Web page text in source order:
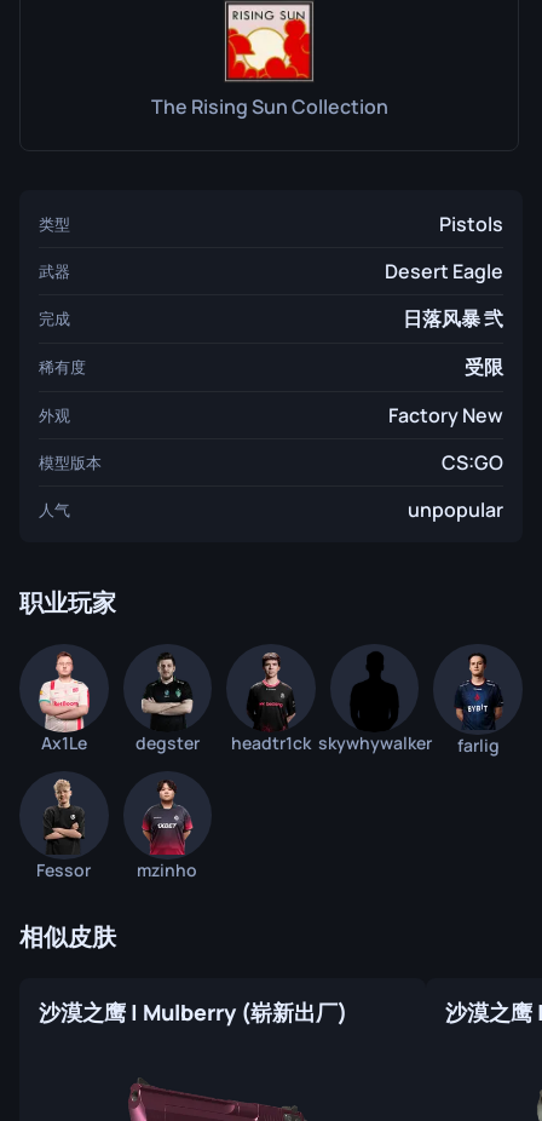
The Rising Sun Collection
类型 Pistols
武器 Desert Eagle
完成 日落风暴 弐
稀有度 受限
外观 Factory New
模型版本 CS:GO
人气 unpopular
职业玩家
Ax1Le degster headtr1ck skywhywalker farlig
Fessor mzinho
相似皮肤
沙漠之鹰 | Mulberry (崭新出厂) 沙漠之鹰